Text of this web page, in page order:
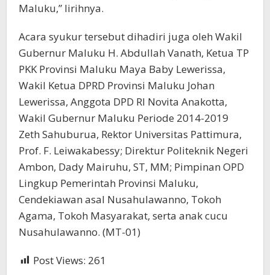
Maluku,” lirihnya.
Acara syukur tersebut dihadiri juga oleh Wakil
Gubernur Maluku H. Abdullah Vanath, Ketua TP
PKK Provinsi Maluku Maya Baby Lewerissa,
Wakil Ketua DPRD Provinsi Maluku Johan
Lewerissa, Anggota DPD RI Novita Anakotta,
Wakil Gubernur Maluku Periode 2014-2019
Zeth Sahuburua, Rektor Universitas Pattimura,
Prof. F. Leiwakabessy; Direktur Politeknik Negeri
Ambon, Dady Mairuhu, ST, MM; Pimpinan OPD
Lingkup Pemerintah Provinsi Maluku,
Cendekiawan asal Nusahulawanno, Tokoh
Agama, Tokoh Masyarakat, serta anak cucu
Nusahulawanno. (MT-01)
Post Views: 261